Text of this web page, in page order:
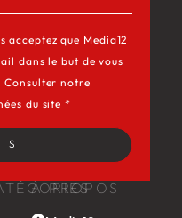
À PROPOS
que Media12
dans le but de vous
notre
du site *